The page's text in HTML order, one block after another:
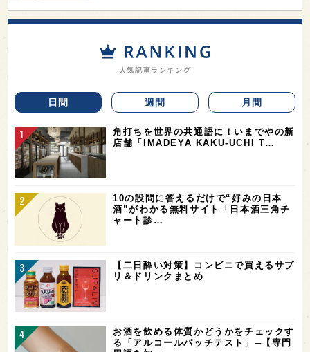
人気記事ランキング
日間 週間 月間
角打ちを世界の共通語に！いまでやの新
店舗「IMADEYA KAKU-UCHI T…
10の設問に答えるだけで“好みの日本
酒”がわかる無料サイト「日本酒三角チ
ャート診…
【二日酔い対策】コンビニで買えるサプ
リ＆ドリンクまとめ
お酒を飲める体質かどうかをチェックす
る「アルコールパッチテスト」─【専門